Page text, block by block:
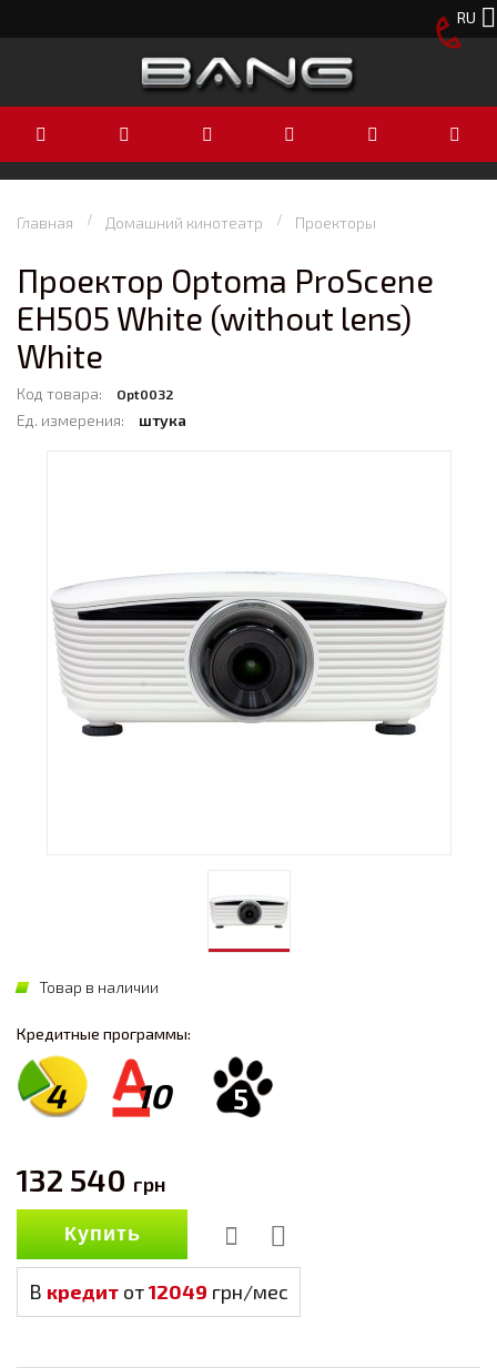
RU
Главная Домашний кинотеатр Проекторы
Проектор Optoma ProScene
EH505 White (without lens)
White
Код товара: Opt0032
Ед. измерения: штука
Товар в наличии
Кредитные программы:
4 10 5
132 540 грн
Купить
В кредит от12049 грн/мес